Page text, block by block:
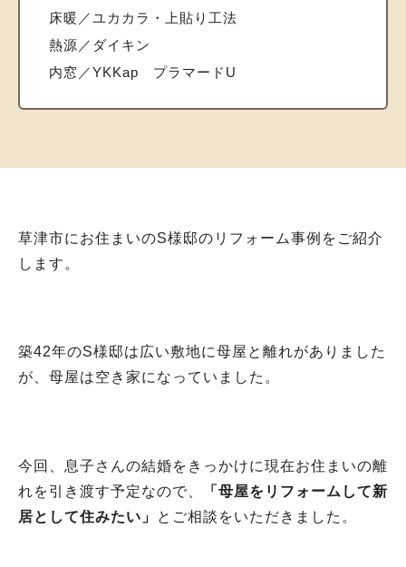
床暖／ユカカラ・上貼り工法
熱源／ダイキン
内窓／YKKap プラマードU
草津市にお住まいのS様邸のリフォーム事例をご紹介
します。
築42年のS様邸は広い敷地に母屋と離れがありました
が、母屋は空き家になっていました。
今回、息子さんの結婚をきっかけに現在お住まいの離
れを引き渡す予定なので、
「母屋をリフォームして新
居として住みたい」
とご相談をいただきました。